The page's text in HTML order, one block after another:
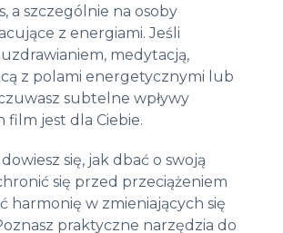
a szczególnie na osoby
z energiami. Jeśli
medytacją,
z polami energetycznymi lub
subtelne wpływy
film jest dla Ciebie.
się, jak dbać o swoją
się przed przeciążeniem
harmonię w zmieniających się
praktyczne narzędzia do